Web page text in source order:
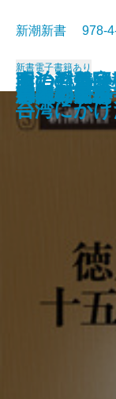
あの戦争
ための歴
ヘミング
音楽ライ
カラフル
会社は誰
観光都市
被差別の食
もしも義
ら
政治の数
タブック―
自閉症の
新潮新書 978-
新書電子書籍あり
徳川将軍
妻の浮気―
―
野垂れ死に
「裸のサ
そんな言
ジャンケ
14歳の子
愚問の骨頂
日本の国境
明治の冒
台湾にか